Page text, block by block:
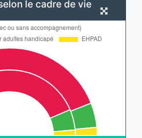
le cadre de vie